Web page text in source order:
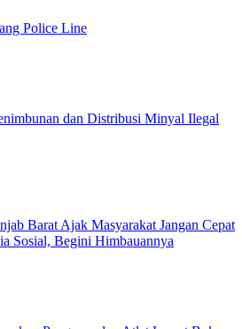
Police Line
dan Distribusi Minyal Ilegal
Barat Ajak Masyarakat Jangan Cepat
Sosial, Begini Himbauannya